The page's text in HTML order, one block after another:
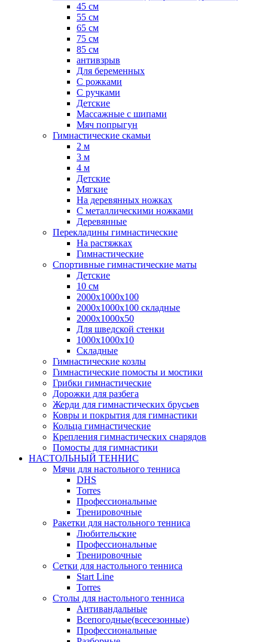
45 см
55 см
65 см
75 см
85 см
антивзрыв
Для беременных
С рожками
С ручками
Детские
Массажные с шипами
Мяч попрыгун
Гимнастические скамьи
2 м
3 м
4 м
Детские
Мягкие
На деревянных ножках
С металлическими ножками
Деревянные
Перекладины гимнастические
На растяжках
Гимнастические
Спортивные гимнастические маты
Детские
10 см
2000х1000х100
2000х1000х100 складные
2000х1000х50
Для шведской стенки
1000х1000х10
Складные
Гимнастические козлы
Гимнастические помосты и мостики
Грибки гимнастические
Дорожки для разбега
Жерди для гимнастических брусьев
Ковры и покрытия для гимнастики
Кольца гимнастические
Крепления гимнастических снарядов
Помосты для гимнастики
НАСТОЛЬНЫЙ ТЕННИС
Мячи для настольного тенниса
DHS
Torres
Профессиональные
Тренировочные
Ракетки для настольного тенниса
Любительские
Профессиональные
Тренировочные
Сетки для настольного тенниса
Start Line
Torres
Столы для настольного тенниса
Антивандальные
Всепогодные(всесезонные)
Профессиональные